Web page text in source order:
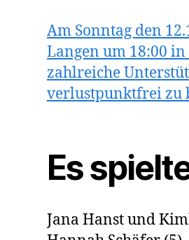
Am Sonntag den
Langen um 18:00
zahlreiche
verlustpunktfrei zu
Es
Jana Hanst und